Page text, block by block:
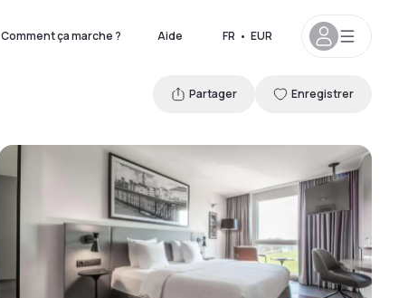
Comment ça marche ? Aide FR • EUR
Partager Enregistrer